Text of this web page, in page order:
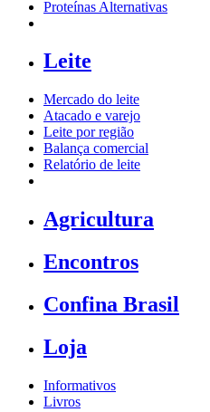
Proteínas Alternativas
Leite
Mercado do leite
Atacado e varejo
Leite por região
Balança comercial
Relatório de leite
Agricultura
Encontros
Confina Brasil
Loja
Informativos
Livros